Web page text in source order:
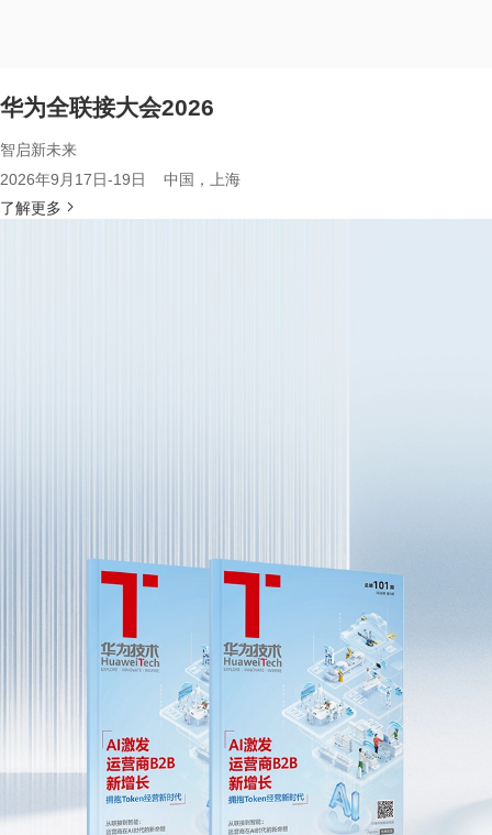
华为全联接大会2026
智启新未来
2026年9月17日-19日 中国，上海
了解更多